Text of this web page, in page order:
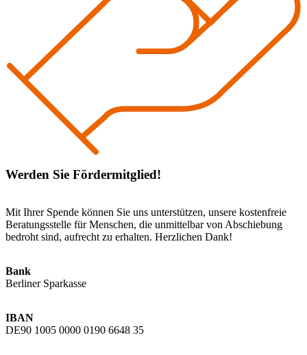
Werden Sie Fördermitglied!
Mit Ihrer Spende können Sie uns unterstützen, unsere kostenfreie
Beratungsstelle für Menschen, die unmittelbar von Abschiebung
bedroht sind, aufrecht zu erhalten. Herzlichen Dank!
Bank
Berliner Sparkasse
IBAN
DE90 1005 0000 0190 6648 35